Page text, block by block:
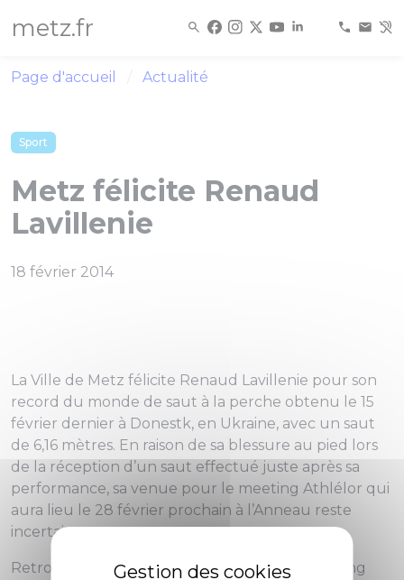
metz.fr
Page d'accueil Actualité
Sport
Metz félicite Renaud
Lavillenie
18 février 2014
La Ville de Metz félicite Renaud Lavillenie pour son
record du monde de saut à la perche obtenu le 15
février dernier à Donestk, en Ukraine, avec un saut
de 6,16 mètres. En raison de sa blessure au pied lors
de la réception d’un saut effectué juste après sa
performance, sa venue pour le meeting Athlélor qui
aura lieu le 28 février prochain à l’Anneau reste
incertaine.
Retrouvez toutes les informations sur le meeting